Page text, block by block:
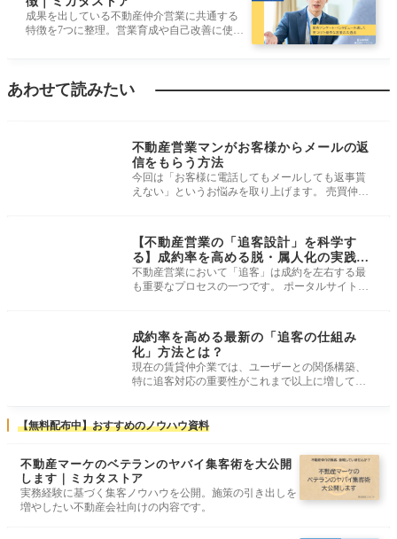
成果を出している不動産仲介営業に共通する
特徴を7つに整理。営業育成や自己改善に使え
あわせて読みたい
不動産営業マンがお客様からメールの返
信をもらう方法
今回は「お客様に電話してもメールしても返事貰
えない」というお悩みを取り上げます。 売買仲介
【不動産営業の「追客設計」を科学す
る】成約率を高める脱・属人化の実践フ
レーム
不動産営業において「追客」は成約を左右する最
も重要なプロセスの一つです。 ポータルサイトや
成約率を高める最新の「追客の仕組み
化」方法とは？
現在の賃貸仲介業では、ユーザーとの関係構築、
特に追客対応の重要性がこれまで以上に増してい
【無料配布中】おすすめのノウハウ資料
不動産マーケのベテランのヤバイ集客術を大公開
します｜ミカタストア
実務経験に基づく集客ノウハウを公開。施策の引き出しを
増やしたい不動産会社向けの内容です。